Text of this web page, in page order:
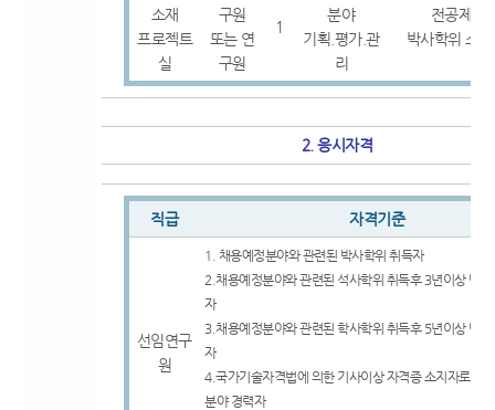
소재
프로젝트
실
구원
또는 연
구원
1
분야
기획.평가.관
리
전공제한
박사학위 소
2. 응시자격
직급 자격기준
선임연구
원
1. 채용예정분야와 관련된 박사학위 취득자
2.채용예정분야와 관련된 석사학위 취득후 3년이상 당
자
3.채용예정분야와 관련된 학사학위 취득후 5년이상 당
자
4.국가기술자격법에 의한 기사이상 자격증 소지자로 5년
분야 경력자